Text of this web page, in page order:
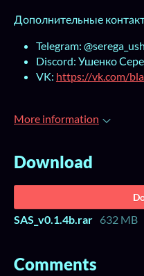
Дополнительные
Telegram: @serega_ush
Discord: Ушенко
VK: https://vk.com/
More information
Download
SAS_v0.1.4b.rar 632 MB
Comments